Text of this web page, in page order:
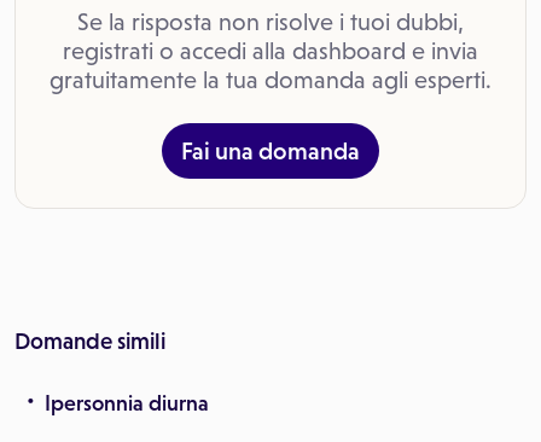
Se la risposta non risolve i tuoi dubbi,
registrati o accedi alla dashboard e invia
gratuitamente la tua domanda agli esperti.
Fai una domanda
Domande simili
Ipersonnia diurna